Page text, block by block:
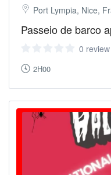
Port Lympia, Nice,
Passeio de barco
0 review
2H00